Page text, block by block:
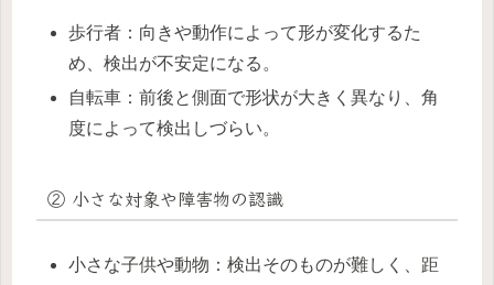
歩行者：向きや動作によって形が変化するた
め、検出が不安定になる。
自転車：前後と側面で形状が大きく異なり、角
度によって検出しづらい。
② 小さな対象や障害物の認識
小さな子供や動物：検出そのものが難しく、距